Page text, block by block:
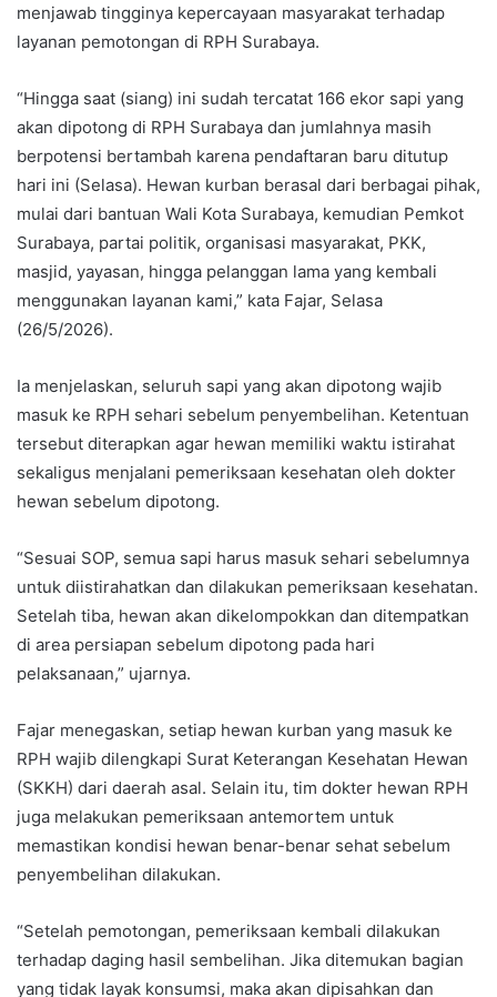
menjawab tingginya kepercayaan masyarakat terhadap
layanan pemotongan di RPH Surabaya.
“Hingga saat (siang) ini sudah tercatat 166 ekor sapi yang
akan dipotong di RPH Surabaya dan jumlahnya masih
berpotensi bertambah karena pendaftaran baru ditutup
hari ini (Selasa). Hewan kurban berasal dari berbagai pihak,
mulai dari bantuan Wali Kota Surabaya, kemudian Pemkot
Surabaya, partai politik, organisasi masyarakat, PKK,
masjid, yayasan, hingga pelanggan lama yang kembali
menggunakan layanan kami,” kata Fajar, Selasa
(26/5/2026).
Ia menjelaskan, seluruh sapi yang akan dipotong wajib
masuk ke RPH sehari sebelum penyembelihan. Ketentuan
tersebut diterapkan agar hewan memiliki waktu istirahat
sekaligus menjalani pemeriksaan kesehatan oleh dokter
hewan sebelum dipotong.
“Sesuai SOP, semua sapi harus masuk sehari sebelumnya
untuk diistirahatkan dan dilakukan pemeriksaan kesehatan.
Setelah tiba, hewan akan dikelompokkan dan ditempatkan
di area persiapan sebelum dipotong pada hari
pelaksanaan,” ujarnya.
Fajar menegaskan, setiap hewan kurban yang masuk ke
RPH wajib dilengkapi Surat Keterangan Kesehatan Hewan
(SKKH) dari daerah asal. Selain itu, tim dokter hewan RPH
juga melakukan pemeriksaan antemortem untuk
memastikan kondisi hewan benar-benar sehat sebelum
penyembelihan dilakukan.
“Setelah pemotongan, pemeriksaan kembali dilakukan
terhadap daging hasil sembelihan. Jika ditemukan bagian
yang tidak layak konsumsi, maka akan dipisahkan dan